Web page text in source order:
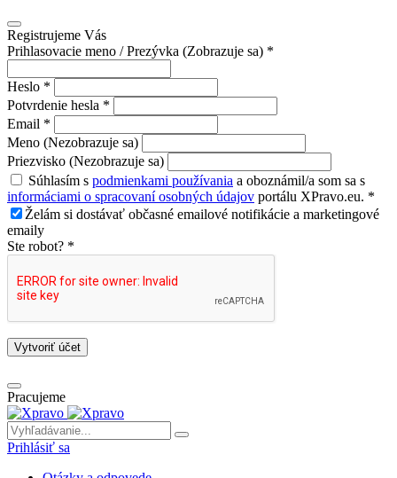
Registrujeme Vás
Prihlasovacie meno / Prezývka (Zobrazuje sa) *
Heslo *
Potvrdenie hesla *
Email *
Meno (Nezobrazuje sa)
Priezvisko (Nezobrazuje sa)
Súhlasím s podmienkami používania a oboznámil/a som sa s
informáciami o spracovaní osobných údajov portálu XPravo.eu. *
Želám si dostávať občasné emailové notifikácie a marketingové
emaily
Ste robot? *
Vytvoriť účet
Pracujeme
Prihlásiť sa